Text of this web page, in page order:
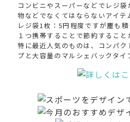
コンビニやスーパーなどでレジ袋
物などでなくてはならないアイテ
レジ袋1枚：5円程度ですが塵も
１つ携帯することで節約すること
特に最近人気のものは、コンパク
プと大容量のマルシェバックタイ